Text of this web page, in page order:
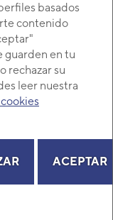
basados
contenido
guarden en tu
rechazar su
leer nuestra
ACEPTAR